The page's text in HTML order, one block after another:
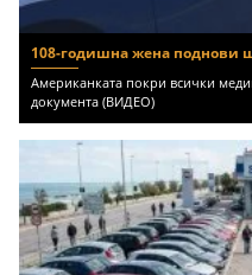
108-годишна жена поднови
Американката покри всички
документа (ВИДЕО)